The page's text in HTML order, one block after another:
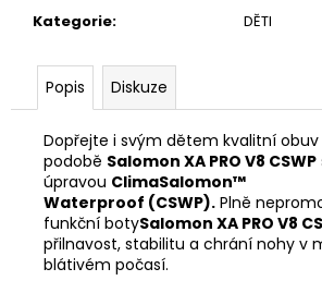
Kategorie: DĚTI
Popis Diskuze
Dopřejte i svým dětem kvalitní obuv
podobě Salomon XA PRO V8 CSWP
úpravou ClimaSalomon™
Waterproof (CSWP). Plně
funkční botySalomon XA PRO V8
přilnavost, stabilitu a chrání nohy v
blátivém počasí.
W
DÁMSKÉ
589
Původně:
649